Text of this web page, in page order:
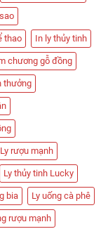
thao In ly thủy tinh
chương gỗ đồng
thưởng
Ly rượu mạnh
Ly thủy tinh Lucky
bia Ly uống cà phê
rượu mạnh